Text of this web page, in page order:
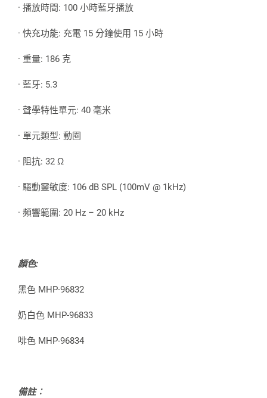
· 播放時間: 100 小時藍牙播放
· 快充功能: 充電 15 分鐘使用 15 小時
· 重量: 186 克
· 藍牙: 5.3
· 聲學特性單元: 40 毫米
· 單元類型: 動圈
· 阻抗: 32 Ω
· 驅動靈敏度: 106 dB SPL (100mV @ 1kHz)
· 頻響範圍: 20 Hz – 20 kHz
顏色:
黑色 MHP-96832
奶白色 MHP-96833
啡色 MHP-96834
備註︰